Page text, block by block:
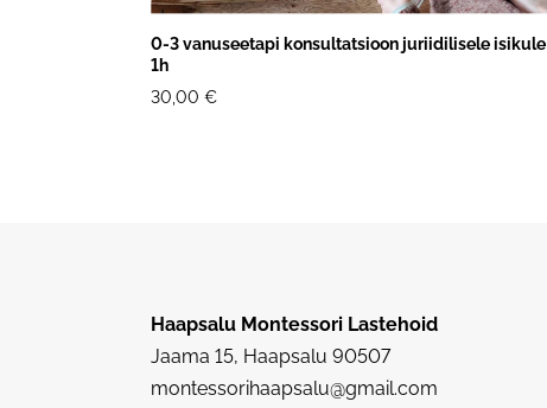
0-3 vanuseetapi konsultatsioon juriidilisele isikule
1h
30,00 €
Haapsalu Montessori Lastehoid
Jaama 15, Haapsalu 90507
montessorihaapsalu@gmail.com